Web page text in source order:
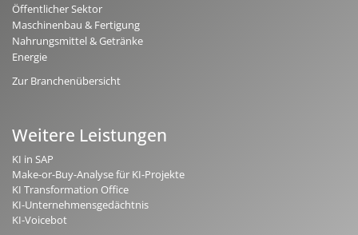
Öffentlicher Sektor
Maschinenbau & Fertigung
Nahrungsmittel & Getränke
Energie
Zur Branchenübersicht
Weitere Leistungen
KI in SAP
Make-or-Buy-Analyse für KI-Projekte
KI Transformation Office
KI-Unternehmensgedächtnis
KI-Voicebot